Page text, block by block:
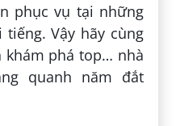
phục vụ tại những
Vậy hãy cùng
khám phá top… nhà
quanh năm đắt